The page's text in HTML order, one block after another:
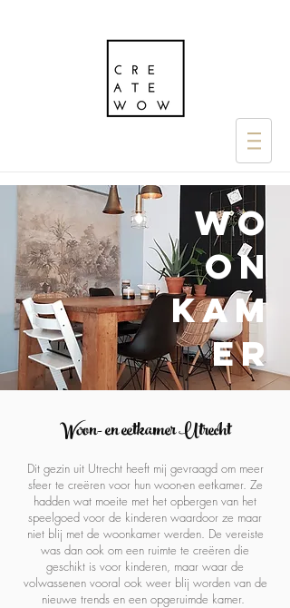
wo
on
kam
er
Woon- en eetkamer Utrecht
Dit gezin uit Utrecht heeft mij gevraagd om meer
sfeer te creëren voor hun woon-en eetkamer. Ze
hadden wat moeite met het opbergen van het
speelgoed voor de kinderen waardoor ze maar
niet blij met de woonkamer werden. De vereiste
was dan ook om een ruimte te creëren die
geschikt is voor kinderen, maar waar de
volwassenen vooral ook weer blij worden van de
nieuwe trends en een opgeruimde kamer.